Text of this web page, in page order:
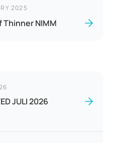
2025
Thinner NIMM
JULI 2026